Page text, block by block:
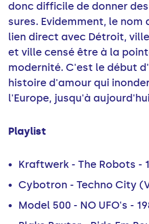
donc difficile de donner
sures. Evidemment, le nom
lien direct avec Détroit,
et ville censé être à la
modernité. C'est le début
histoire d'amour qui
l'Europe, jusqu'à
Playlist
Kraftwerk - The Robots -
Cybotron - Techno City
Model 500 - NO UFO's -